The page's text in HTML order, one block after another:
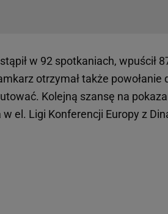
w 92 spotkaniach, wpuścił
otrzymał także powołanie
Kolejną szansę na
el. Ligi Konferencji Europy z